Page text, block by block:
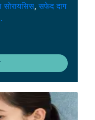
, सफेद दाग